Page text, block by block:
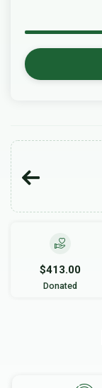
$413.00
Donated